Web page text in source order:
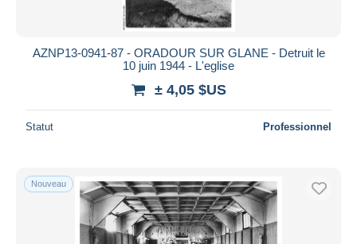
AZNP13-0941-87 - ORADOUR SUR GLANE - Detruit le
10 juin 1944 - L'eglise
± 4,05 $US
Statut Professionnel
Nouveau